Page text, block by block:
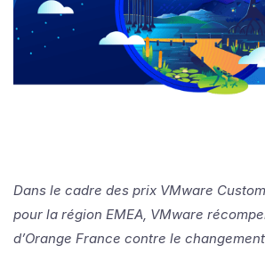
Dans le cadre des prix VMware
pour la région EMEA, VMware
d’Orange France contre le